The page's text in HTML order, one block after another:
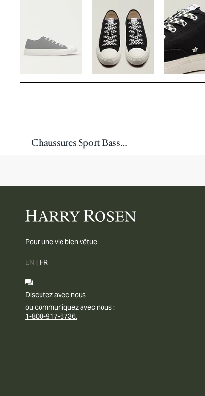
Chaussures Sport Basses En Toile Coton Hoshi
Pour une vie bien vêtue
EN | FR
Discutez avec nous
ou communiquez avec nous :
1-800-917-6736.